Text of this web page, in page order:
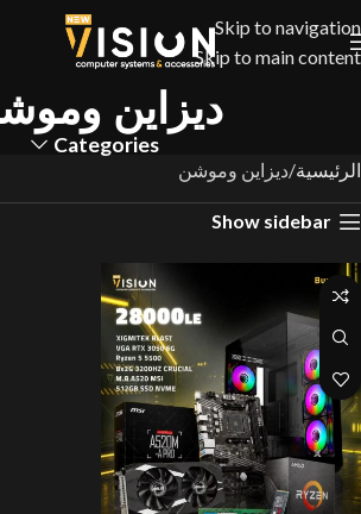
Skip to navigation
Skip to main content
ديزاين
Categories
الرئيسية ديزاين وموشن
Show sidebar